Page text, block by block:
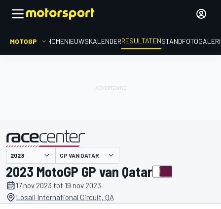
MOTOGP HOMENIEUWSKALENDERRESULTATENSTAND
gepresenteerd door GP VAN QATAR
2023 MotoGP GP van Qatar
17 nov 2023 tot 19 nov 2023
Losail International Circuit, QA